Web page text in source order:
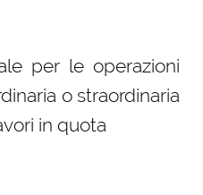
per le operazioni
o straordinaria
in quota